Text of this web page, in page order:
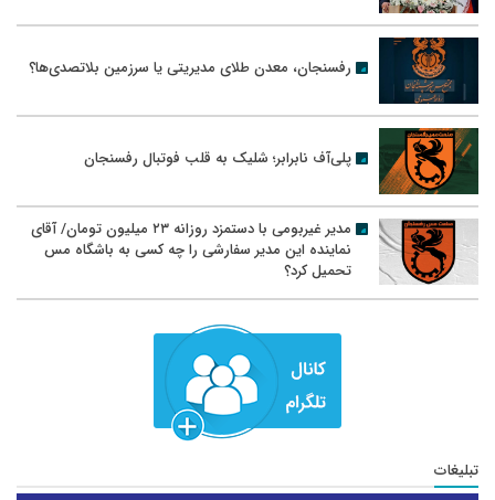
رفسنجان، معدن طلای مدیریتی یا سرزمین بلاتصدی‌ها؟
پلی‌آف نابرابر؛ شلیک به قلب فوتبال رفسنجان
مدیر غیربومی با دستمزد روزانه ۲۳ میلیون تومان/ آقای
نماینده این مدیر سفارشی را چه کسی به باشگاه مس
تحمیل کرد؟
تبلیغات